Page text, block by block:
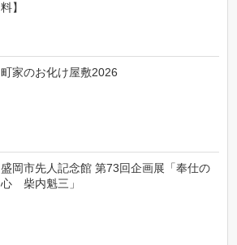
料】
町家のお化け屋敷2026
盛岡市先人記念館 第73回企画展「奉仕の
心 柴内魁三」